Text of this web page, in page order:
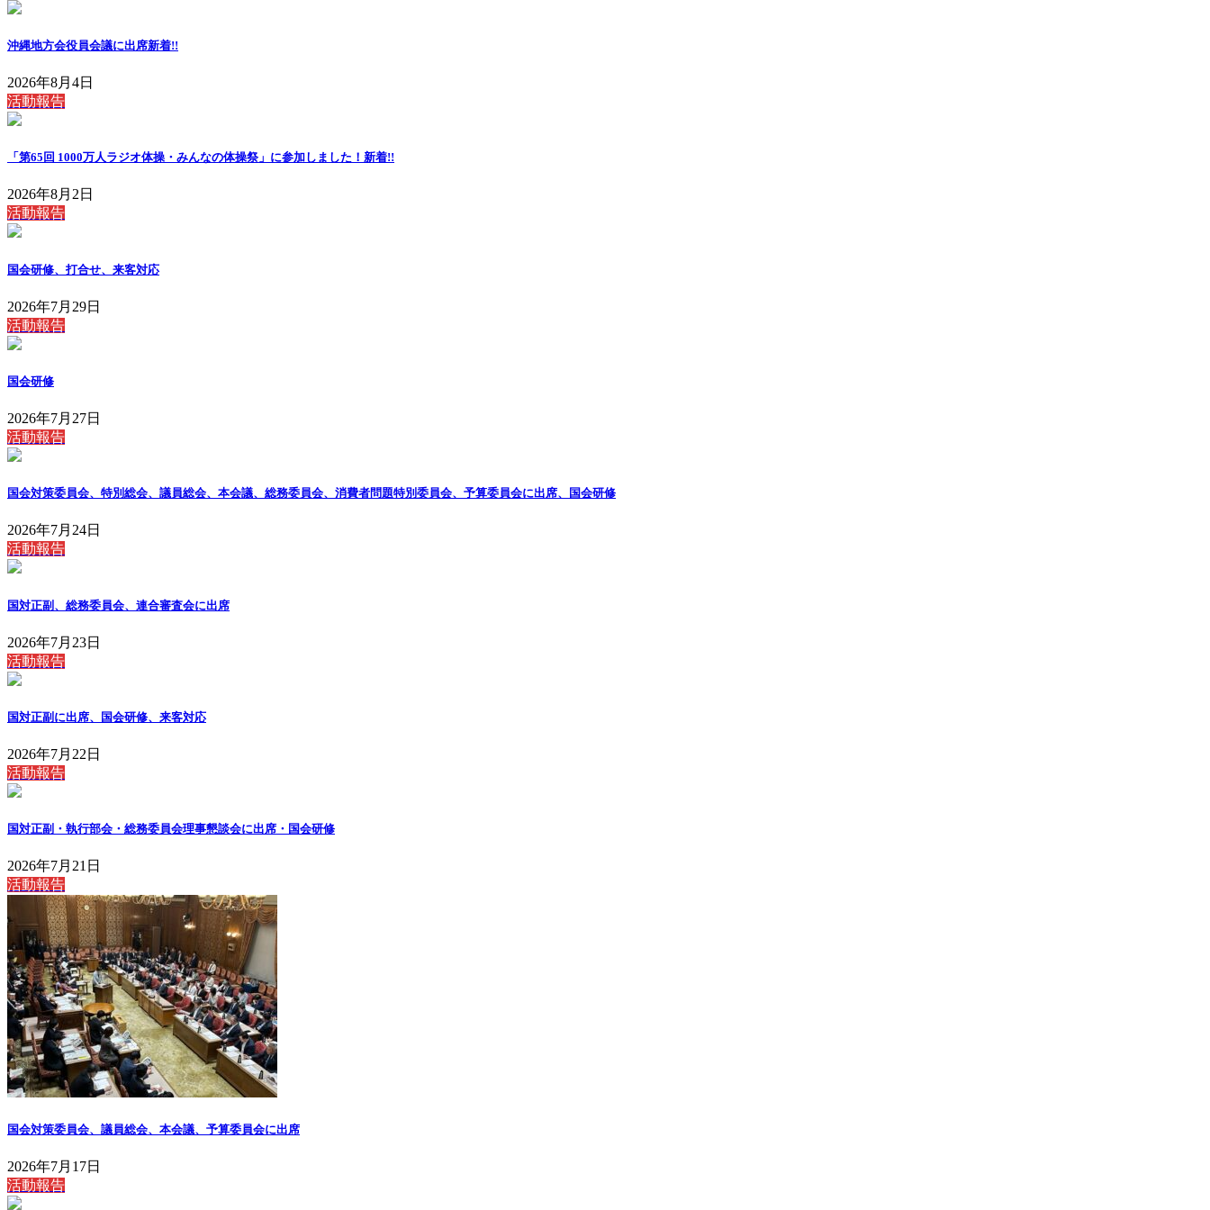
沖縄地方会役員会議に出席新着!!
2026年8月4日
活動報告
「第65回 1000万人ラジオ体操・みんなの体操祭」に参加しました！ 新着!!
2026年8月2日
活動報告
国会研修、打合せ、来客対応
2026年7月29日
活動報告
国会研修
2026年7月27日
活動報告
国会対策委員会、特別総会、議員総会、本会議、総務委員会、消費者問題特別委員会、予算委員会に出席、国会研修
2026年7月24日
活動報告
国対正副、総務委員会、連合審査会に出席
2026年7月23日
活動報告
国対正副に出席、国会研修、来客対応
2026年7月22日
活動報告
国対正副・執行部会・総務委員会理事懇談会に出席・国会研修
2026年7月21日
活動報告
国会対策委員会、議員総会、本会議、予算委員会に出席
2026年7月17日
活動報告